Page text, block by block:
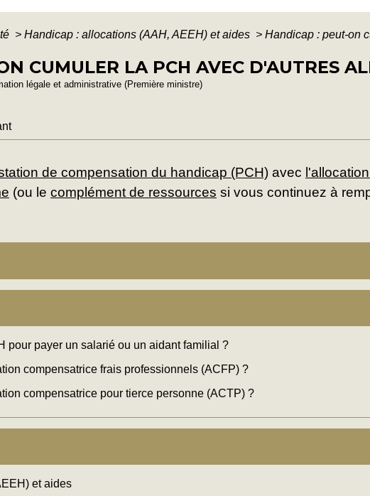
> Handicap : allocations (AAH, AEEH) et aides > Handicap : peut-on
CUMULER LA PCH AVEC D'AUTRES
légale et administrative (Première ministre)
de compensation du handicap (PCH) avec
(ou le complément de ressources si vous continuez à
pour payer un salarié ou un aidant familial ?
compensatrice frais professionnels (ACFP) ?
compensatrice pour tierce personne (ACTP) ?
et aides